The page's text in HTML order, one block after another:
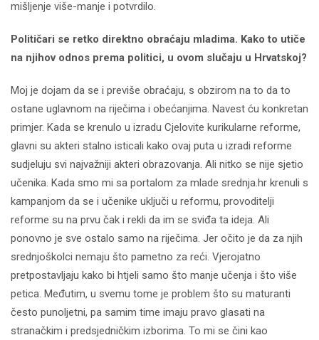
mišljenje više-manje i potvrdilo.
Političari se retko direktno obraćaju mladima. Kako to utiče
na njihov odnos prema politici, u ovom slučaju u Hrvatskoj?
Moj je dojam da se i previše obraćaju, s obzirom na to da to
ostane uglavnom na riječima i obećanjima. Navest ću konkretan
primjer. Kada se krenulo u izradu Cjelovite kurikularne reforme,
glavni su akteri stalno isticali kako ovaj puta u izradi reforme
sudjeluju svi najvažniji akteri obrazovanja. Ali nitko se nije sjetio
učenika. Kada smo mi sa portalom za mlade srednja.hr krenuli s
kampanjom da se i učenike uključi u reformu, provoditelji
reforme su na prvu čak i rekli da im se sviđa ta ideja. Ali
ponovno je sve ostalo samo na riječima. Jer očito je da za njih
srednjoškolci nemaju što pametno za reći. Vjerojatno
pretpostavljaju kako bi htjeli samo što manje učenja i što više
petica. Međutim, u svemu tome je problem što su maturanti
često punoljetni, pa samim time imaju pravo glasati na
stranačkim i predsjedničkim izborima. To mi se čini kao